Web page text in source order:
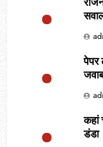
पेपर
कहां
डंडा